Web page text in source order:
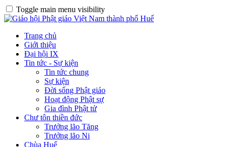
Toggle main menu visibility
Trang chủ
Giới thiệu
Đại hội IX
Tin tức - Sự kiện
Tin tức chung
Sự kiện
Đời sống Phật giáo
Hoạt động Phật sự
Gia đình Phật tử
Chư tôn thiền đức
Trưởng lão Tăng
Trưởng lão Ni
Chùa Huế